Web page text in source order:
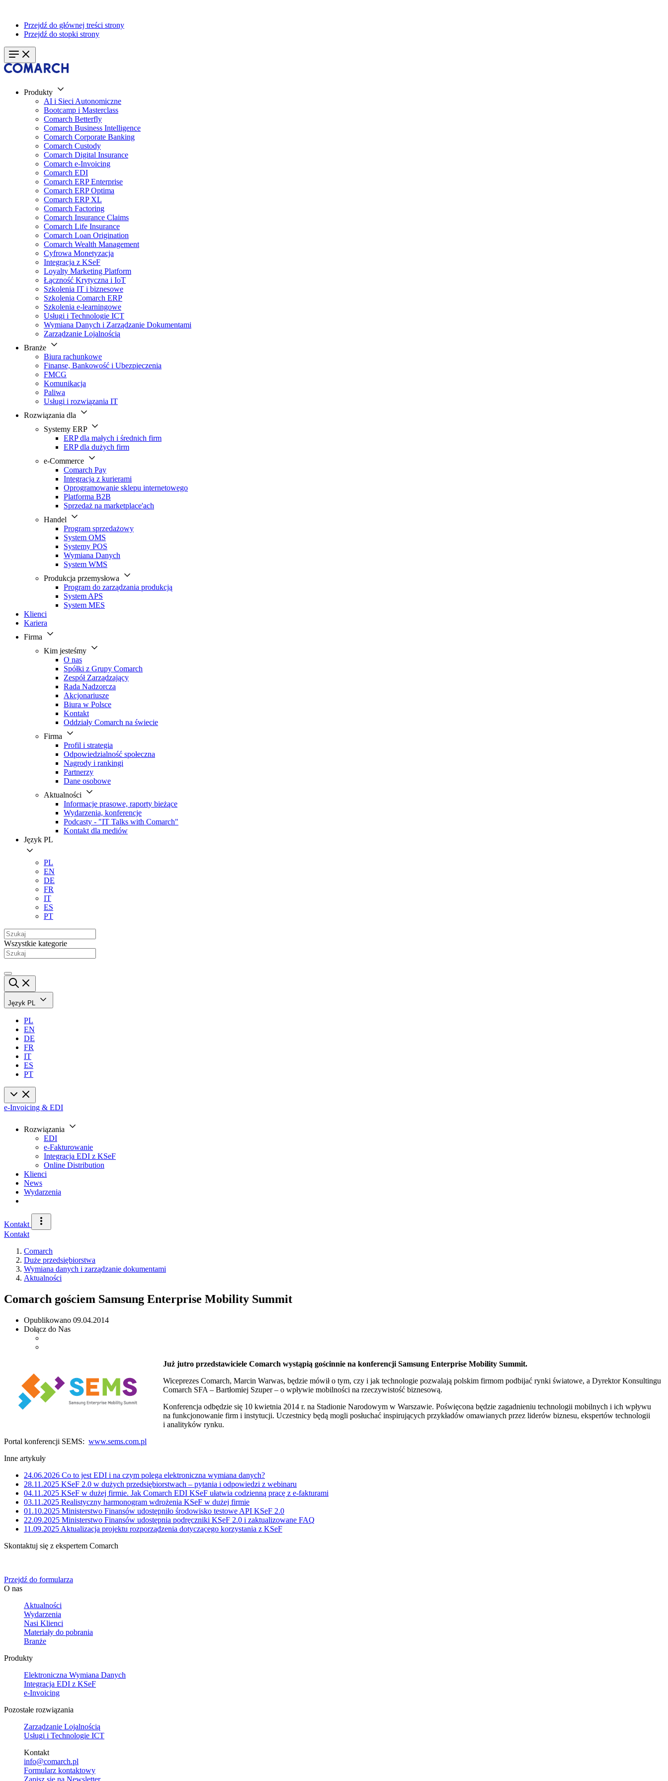
Przejdź do głównej treści strony
Przejdź do stopki strony
Produkty
AI i Sieci Autonomiczne
Bootcamp i Masterclass
Comarch Betterfly
Comarch Business Intelligence
Comarch Corporate Banking
Comarch Custody
Comarch Digital Insurance
Comarch e-Invoicing
Comarch EDI
Comarch ERP Enterprise
Comarch ERP Optima
Comarch ERP XL
Comarch Factoring
Comarch Insurance Claims
Comarch Life Insurance
Comarch Loan Origination
Comarch Wealth Management
Cyfrowa Monetyzacja
Integracja z KSeF
Loyalty Marketing Platform
Łączność Krytyczna i IoT
Szkolenia IT i biznesowe
Szkolenia Comarch ERP
Szkolenia e-learningowe
Usługi i Technologie ICT
Wymiana Danych i Zarządzanie Dokumentami
Zarządzanie Lojalnością
Branże
Biura rachunkowe
Finanse, Bankowość i Ubezpieczenia
FMCG
Komunikacja
Paliwa
Usługi i rozwiązania IT
Rozwiązania dla
Systemy ERP
ERP dla małych i średnich firm
ERP dla dużych firm
e-Commerce
Comarch Pay
Integracja z kurierami
Oprogramowanie sklepu internetowego
Platforma B2B
Sprzedaż na marketplace'ach
Handel
Program sprzedażowy
System OMS
Systemy POS
Wymiana Danych
System WMS
Produkcja przemysłowa
Program do zarządzania produkcją
System APS
System MES
Klienci
Kariera
Firma
Kim jesteśmy
O nas
Spółki z Grupy Comarch
Zespół Zarządzający
Rada Nadzorcza
Akcjonariusze
Biura w Polsce
Kontakt
Oddziały Comarch na świecie
Firma
Profil i strategia
Odpowiedzialność społeczna
Nagrody i rankingi
Partnerzy
Dane osobowe
Aktualności
Informacje prasowe, raporty bieżące
Wydarzenia, konferencje
Podcasty - "IT Talks with Comarch"
Kontakt dla mediów
Język PL
PL
EN
DE
FR
IT
ES
PT
Wszystkie kategorie
Język PL
PL
EN
DE
FR
IT
ES
PT
e-Invoicing & EDI
Rozwiązania
EDI
e-Fakturowanie
Integracja EDI z KSeF
Online Distribution
Klienci
News
Wydarzenia
Kontakt
Kontakt
Comarch
Duże przedsiębiorstwa
Wymiana danych i zarządzanie dokumentami
Aktualności
Comarch gościem Samsung Enterprise Mobility Summit
Opublikowano 09.04.2014
Dołącz do Nas
Już jutro przedstawiciele Comarch wystąpią gościnnie na konferencji Samsung Enterprise Mobility Summit.
Wiceprezes Comarch, Marcin Warwas, będzie mówił o tym, czy i jak technologie pozwalają polskim firmom podbijać rynki światowe, a Dyrektor Konsultingu
Comarch SFA – Bartłomiej Szuper – o wpływie mobilności na rzeczywistość biznesową.
Konferencja odbędzie się 10 kwietnia 2014 r. na Stadionie Narodowym w Warszawie. Poświęcona będzie zagadnieniu technologii mobilnych i ich wpływu
na funkcjonowanie firm i instytucji. Uczestnicy będą mogli posłuchać inspirujących przykładów omawianych przez liderów biznesu, ekspertów technologii
i analityków rynku.
Portal konferencji SEMS: www.sems.com.pl
Inne artykuły
24.06.2026 Co to jest EDI i na czym polega elektroniczna wymiana danych?
28.11.2025 KSeF 2.0 w dużych przedsiębiorstwach – pytania i odpowiedzi z webinaru
04.11.2025 KSeF w dużej firmie. Jak Comarch EDI KSeF ułatwia codzienną pracę z e-fakturami
03.11.2025 Realistyczny harmonogram wdrożenia KSeF w dużej firmie
01.10.2025 Ministerstwo Finansów udostępniło środowisko testowe API KSeF 2.0
22.09.2025 Ministerstwo Finansów udostępnia podręczniki KSeF 2.0 i zaktualizowane FAQ
11.09.2025 Aktualizacja projektu rozporządzenia dotyczącego korzystania z KSeF
Skontaktuj się z ekspertem Comarch
Przejdź do formularza
O nas
Aktualności
Wydarzenia
Nasi Klienci
Materiały do pobrania
Branże
Produkty
Elektroniczna Wymiana Danych
Integracja EDI z KSeF
e-Invoicing
Pozostałe rozwiązania
Zarządzanie Lojalnością
Usługi i Technologie ICT
Kontakt
info@comarch.pl
Formularz kontaktowy
Zapisz się na Newsletter